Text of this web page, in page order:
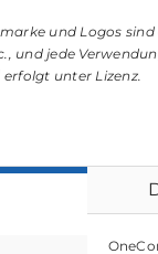
und Logos
und jede
erfolgt unter Lizenz.